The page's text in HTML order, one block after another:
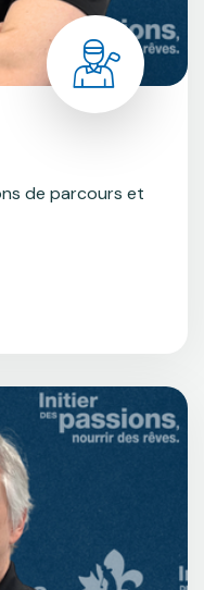
de parcours et